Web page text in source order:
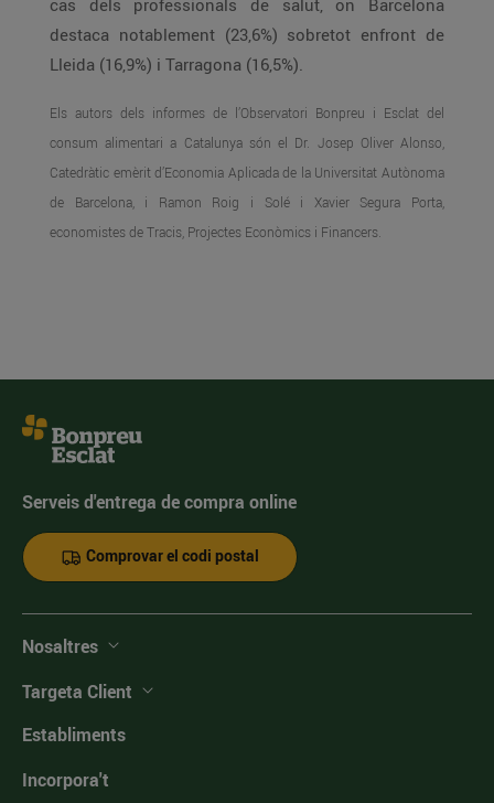
cas dels professionals de salut, on Barcelona
destaca notablement (23,6%) sobretot enfront de
Lleida (16,9%) i Tarragona (16,5%).
Els autors dels informes de l’Observatori Bonpreu i Esclat del
consum alimentari a Catalunya són el Dr. Josep Oliver Alonso,
Catedràtic emèrit d’Economia Aplicada de la Universitat Autònoma
de Barcelona, i Ramon Roig i Solé i Xavier Segura Porta,
economistes de Tracis, Projectes Econòmics i Financers.
Serveis d'entrega de compra online
Comprovar el codi postal
Nosaltres
Targeta Client
Establiments
Incorpora't